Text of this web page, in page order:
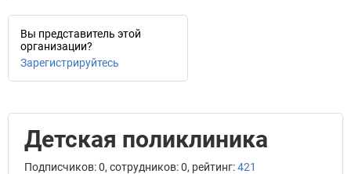
Вы представитель этой
организации?
Зарегистрируйтесь
Детская поликлиника
Подписчиков: 0, сотрудников: 0, рейтинг:421